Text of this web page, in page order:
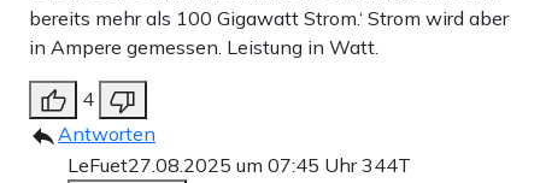
bereits mehr als 100 Gigawatt Strom.‘ Strom wird aber
in Ampere gemessen. Leistung in Watt.
4
Antworten
LeFuet27.08.2025 um 07:45 Uhr344T